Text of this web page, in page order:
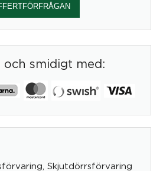
*
H1100
3*A4
mängd
och smidigt med:
Skjutdörrsförvaring